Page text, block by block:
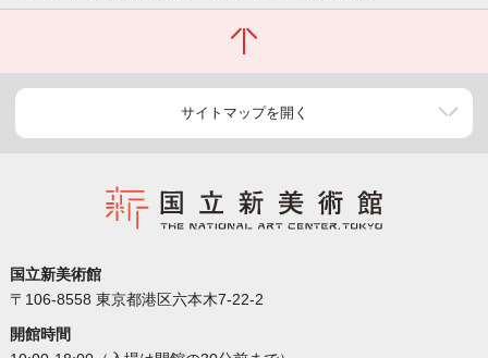
サイトマップを開く
国立新美術館
〒106-8558 東京都港区六本木7-22-2
開館時間